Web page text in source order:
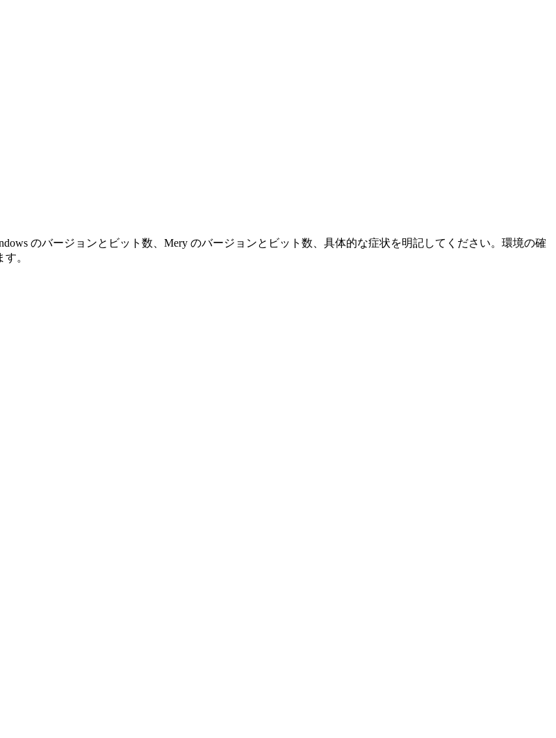
のバージョンとビット数、Mery のバージョンとビット数、具体的な症状を明記してください。環境の確
。